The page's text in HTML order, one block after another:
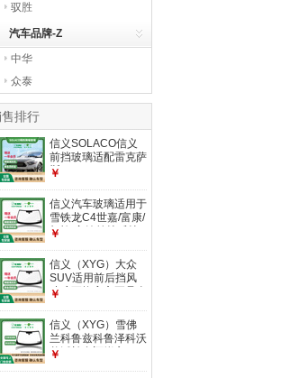
驭胜
汽车品牌-Z
中华
众泰
排行
信义SOLACO信义
前挡玻璃适配雷克萨
斯CT200H/ES
换 ES系2013-2015
款 前挡玻璃安装
￥
信义汽车玻璃适用于
雪铁龙C4世嘉/富康/
凯旋/塞纳前挡后挡
前挡玻璃安装
￥
信义（XYG）大众
SUV适用前后挡风
玻璃更换官方正品全
前挡
￥
信义（XYG）雪佛
兰科鲁兹科鲁泽科沃
兹沃兰多迈锐宝XL
￥